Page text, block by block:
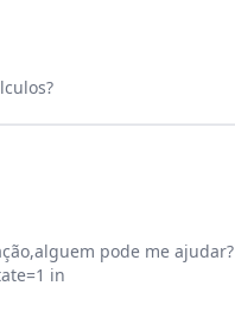
pode me ajudar?
in